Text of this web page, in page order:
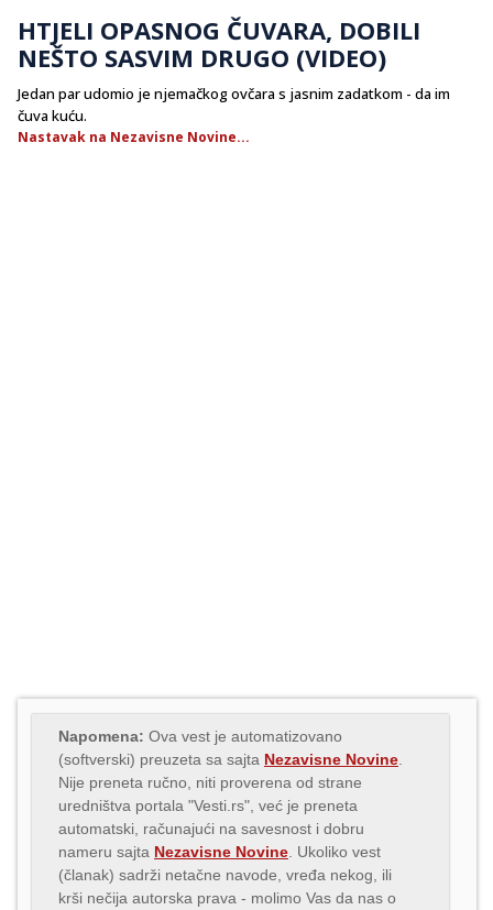
HTJELI OPASNOG ČUVARA, DOBILI
NEŠTO SASVIM DRUGO (VIDEO)
Jedan par udomio je njemačkog ovčara s jasnim zadatkom - da im
čuva kuću.
Nastavak na Nezavisne Novine...
Napomena: Ova vest je automatizovano
(softverski) preuzeta sa sajta Nezavisne Novine
Nije preneta ručno, niti proverena od strane
uredništva portala "Vesti.rs", već je preneta
automatski, računajući na savesnost i dobru
nameru sajta Nezavisne Novine . Ukoliko vest
(članak) sadrži netačne navode, vređa nekog, ili
krši nečija autorska prava - molimo Vas da nas o